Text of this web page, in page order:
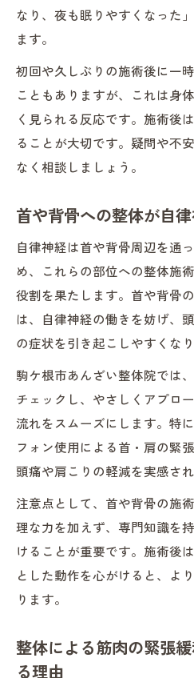
なり、夜も眠りやすくなった
ます。
初回や久しぶりの施術後に一
こともありますが、これは身
く見られる反応です。施術後
ることが大切です。疑問や不
なく相談しましょう。
首や背骨への整体が自
自律神経は首や背骨周辺を通
め、これらの部位への整体施
役割を果たします。首や背骨
は、自律神経の働きを妨げ、
の症状を引き起こしやすくなり
駒ケ根市あんざい整体院では
チェックし、やさしくアプロ
流れをスムーズにします。特
フォン使用による首・肩の緊
頭痛や肩こりの軽減を実感さ
注意点として、首や背骨の施
理な力を加えず、専門知識を
けることが重要です。施術後
とした動作を心がけると、よ
ります。
整体による筋肉の緊張
る理由